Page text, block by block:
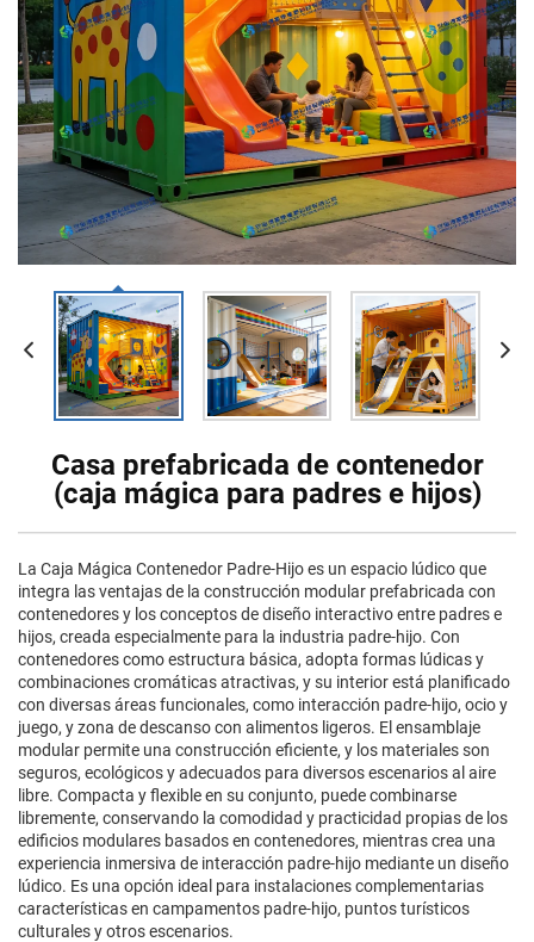
Casa prefabricada de contenedor
(caja mágica para padres e hijos)
La Caja Mágica Contenedor Padre-Hijo es un espacio lúdico que
integra las ventajas de la construcción modular prefabricada con
contenedores y los conceptos de diseño interactivo entre padres e
hijos, creada especialmente para la industria padre-hijo. Con
contenedores como estructura básica, adopta formas lúdicas y
combinaciones cromáticas atractivas, y su interior está planificado
con diversas áreas funcionales, como interacción padre-hijo, ocio y
juego, y zona de descanso con alimentos ligeros. El ensamblaje
modular permite una construcción eficiente, y los materiales son
seguros, ecológicos y adecuados para diversos escenarios al aire
libre. Compacta y flexible en su conjunto, puede combinarse
libremente, conservando la comodidad y practicidad propias de los
edificios modulares basados en contenedores, mientras crea una
experiencia inmersiva de interacción padre-hijo mediante un diseño
lúdico. Es una opción ideal para instalaciones complementarias
características en campamentos padre-hijo, puntos turísticos
culturales y otros escenarios.